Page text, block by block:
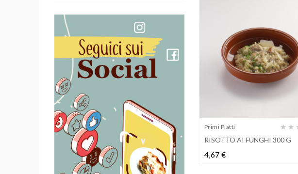
Primi Piatti
RISOTTO AI FUNGHI 300 G
4,67 €Prezzo